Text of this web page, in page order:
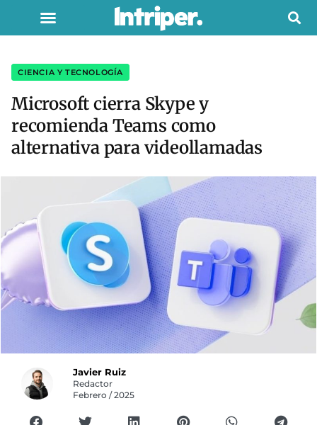
CIENCIA Y TECNOLOGÍA
Microsoft cierra Skype y
recomienda Teams como
alternativa para videollamadas
Javier Ruiz
Redactor
Febrero / 2025